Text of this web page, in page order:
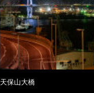
天保山大橋